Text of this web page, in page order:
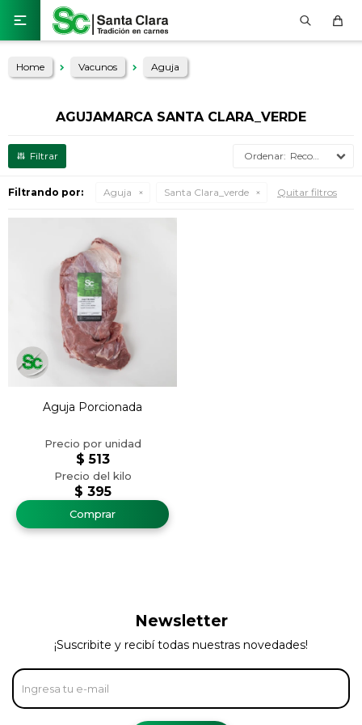

Home Vacunos Aguja
AGUJAMARCA SANTA CLARA_VERDE
Recomendados
Filtrando por: Aguja Santa Clara_verde Quitar filtros
Aguja Porcionada
$ 395
$ 513
Newsletter
¡Suscribite y recibí todas nuestras novedades!